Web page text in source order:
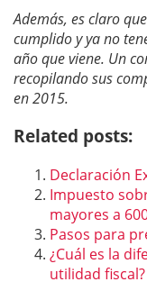
Además, es claro
cumplido y ya no
año que viene. Un
recopilando sus
en 2015.
Related posts:
Declaración
Impuesto
mayores a
Pasos para
¿Cuál es la
utilidad fiscal?